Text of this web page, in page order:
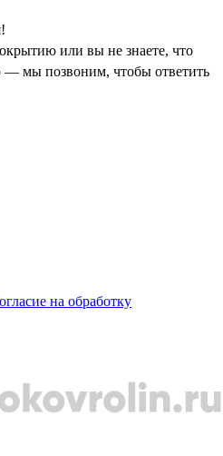
или вы не знаете, что
— мы позвоним, чтобы ответить
на обработку